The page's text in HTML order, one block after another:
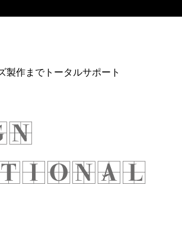
製作までトータルサポート